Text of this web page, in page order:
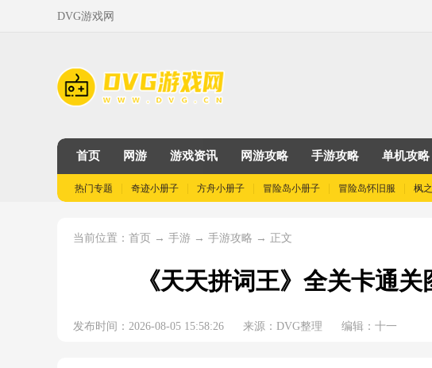
DVG游戏网
首页 网游 游戏资讯 网游攻略 手游攻略 单机攻略
热门专题 奇迹小册子 方舟小册子 冒险岛小册子 冒险岛怀旧服 枫
当前位置： 首页 → 手游 → 手游攻略 → 正文
《天天拼词王》全关卡通
发布时间：2026-08-05 15:58:26 来源：DVG整理 编辑：十一